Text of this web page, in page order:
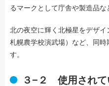
るマークとして庁舎や製造品な
北の夜空に輝く北極星をデザ
札幌農学校演武場）など、同
す。
３−２ 使用されて